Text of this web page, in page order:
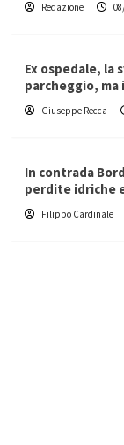
Redazione
Ex ospedale, la
parcheggio,
Giuseppe Recca
In contrada
perdite idriche
Filippo Cardinale